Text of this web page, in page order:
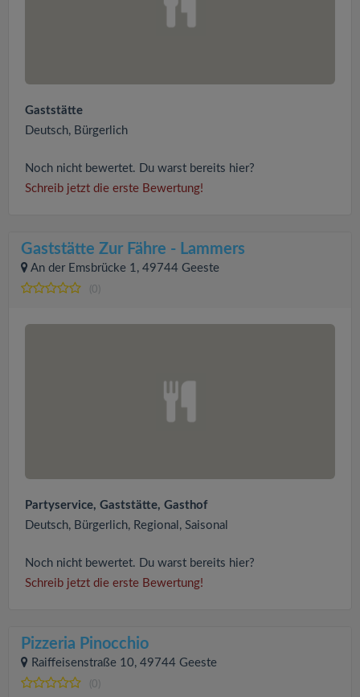
Gaststätte
Deutsch, Bürgerlich
Noch nicht bewertet. Du warst bereits hier?
Schreib jetzt die erste Bewertung!
Gaststätte Zur Fähre - Lammers
An der Emsbrücke 1, 49744 Geeste
(0)
Partyservice, Gaststätte, Gasthof
Deutsch, Bürgerlich, Regional, Saisonal
Noch nicht bewertet. Du warst bereits hier?
Schreib jetzt die erste Bewertung!
Pizzeria Pinocchio
Raiffeisenstraße 10, 49744 Geeste
(0)